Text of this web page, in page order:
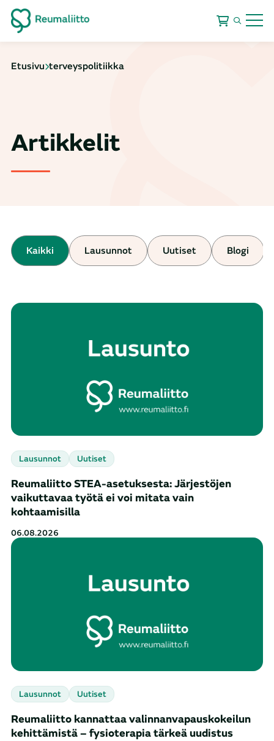
Etusivu terveyspolitiikka
Artikkelit
Kaikki Lausunnot Uutiset Blogi
Tulokset päivitetty. Tuloksia: 365
Lausunnot Uutiset
Reumaliitto STEA-asetuksesta: Järjestöjen
vaikuttavaa työtä ei voi mitata vain
kohtaamisilla
06.08.2026
Lausunnot Uutiset
Reumaliitto kannattaa valinnanvapauskokeilun
kehittämistä – fysioterapia tärkeä uudistus